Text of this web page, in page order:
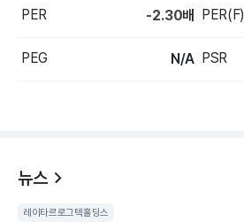
PER -2.30배 PER(F)
PEG N/A PSR
뉴스
레이타르로그텍홀딩스